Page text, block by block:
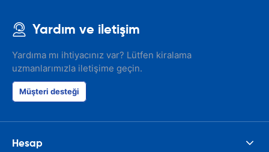
Yardım ve iletişim
Yardıma mı ihtiyacınız var? Lütfen kiralama
uzmanlarımızla iletişime geçin.
Müşteri desteği
Hesap